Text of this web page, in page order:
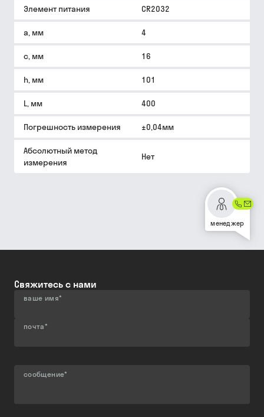
Элемент питания CR2032
a, мм 4
c, мм 16
h, мм 101
L, мм 400
Погрешность измерения ±0,04мм
Абсолютный метод
измерения
Нет
менеджер
Свяжитесь с нами
ваше имя*
почта*
сообщение*